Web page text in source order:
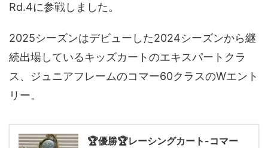
Rd.4に参戦しました。
2025シーズンはデビューした2024シーズンから継
続出場しているキッズカートのエキスパートクラ
ス、ジュニアフレームのコマー60クラスのWエント
リー。
🏆優勝🏆レーシングカート-コマー